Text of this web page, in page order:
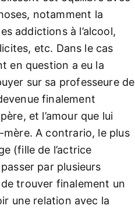
notamment la
addictions à l’alcool,
etc. Dans le cas
en question a eu la
sur sa professeure de
finalement
et l’amour que lui
A contrario, le plus
(fille de l’actrice
par plusieurs
trouver finalement un
une relation avec la